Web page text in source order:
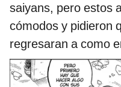
saiyans, pero estos
cómodos y pidieron
regresaran a como